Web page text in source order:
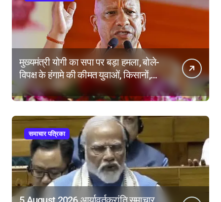
मुख्यमंत्री योगी का सपा पर बड़ा हमला, बोले-
विपक्ष के हंगामे की कीमत युवाओं, किसानों,
महिलाओं और गरीबों ने चुकाई
समाचार पत्रिका